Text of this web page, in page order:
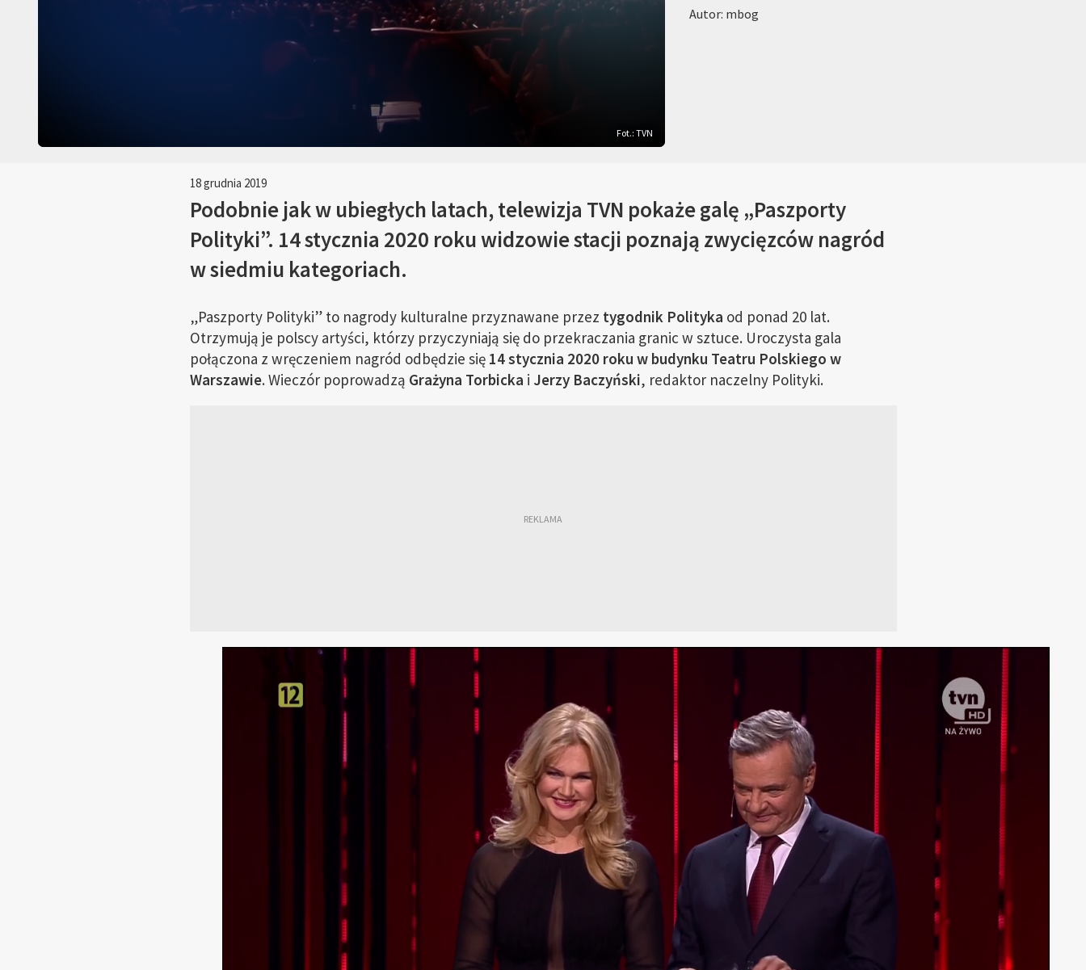
Autor: mbog
Fot.: TVN
18 grudnia 2019
Podobnie jak w ubiegłych latach, telewizja TVN pokaże galę „Paszporty
Polityki”. 14 stycznia 2020 roku widzowie stacji poznają zwycięzców nagród
w siedmiu kategoriach.
„Paszporty Polityki” to nagrody kulturalne przyznawane przez tygodnik Polityka od ponad 20 lat.
Otrzymują je polscy artyści, którzy przyczyniają się do przekraczania granic w sztuce. Uroczysta gala
połączona z wręczeniem nagród odbędzie się 14 stycznia 2020 roku w budynku Teatru Polskiego w
Warszawie. Wieczór poprowadzą Grażyna Torbicka i Jerzy Baczyński, redaktor naczelny Polityki.